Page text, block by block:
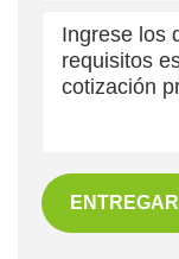
ENTREGAR